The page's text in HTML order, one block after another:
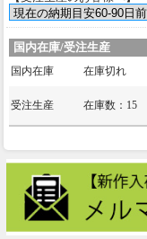
国内在庫/受注生産
国内在庫 在庫切れ
受注生産 在庫数：15